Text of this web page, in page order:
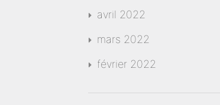
avril 2022
mars 2022
février 2022